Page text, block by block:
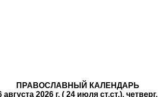
ПРАВОСЛАВНЫЙ КАЛЕНДАРЬ
августа 2026 г. ( 24 июля ст.ст.), четверг.